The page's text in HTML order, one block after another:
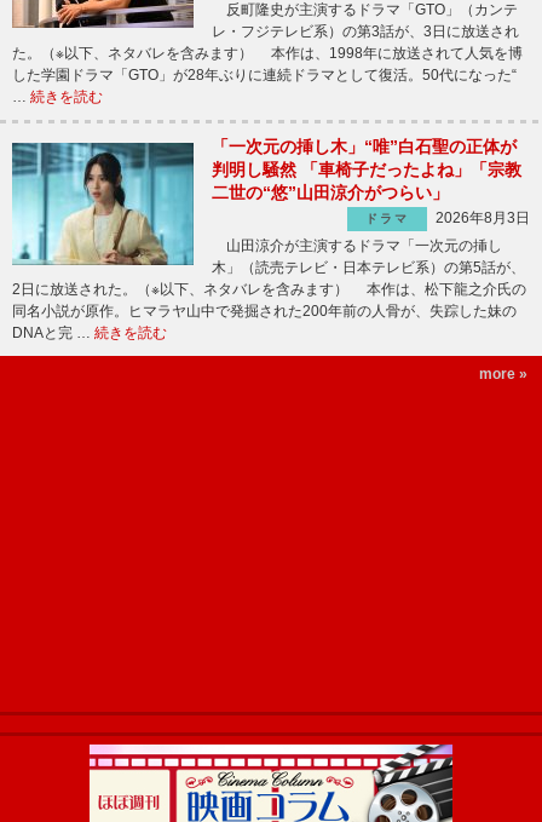
反町隆史が主演するドラマ「GTO」（カンテ
レ・フジテレビ系）の第3話が、3日に放送され
た。（※以下、ネタバレを含みます） 本作は、1998年に放送されて人気を博
した学園ドラマ「GTO」が28年ぶりに連続ドラマとして復活。50代になった“
… 続きを読む
「一次元の挿し木」“唯”白石聖の正体が
判明し騒然 「車椅子だったよね」「宗教
二世の“悠”山田涼介がつらい」
ドラマ
2026年8月3日
山田涼介が主演するドラマ「一次元の挿し
木」（読売テレビ・日本テレビ系）の第5話が、
2日に放送された。（※以下、ネタバレを含みます） 本作は、松下龍之介氏の
同名小説が原作。ヒマラヤ山中で発掘された200年前の人骨が、失踪した妹の
DNAと完 … 続きを読む
more »